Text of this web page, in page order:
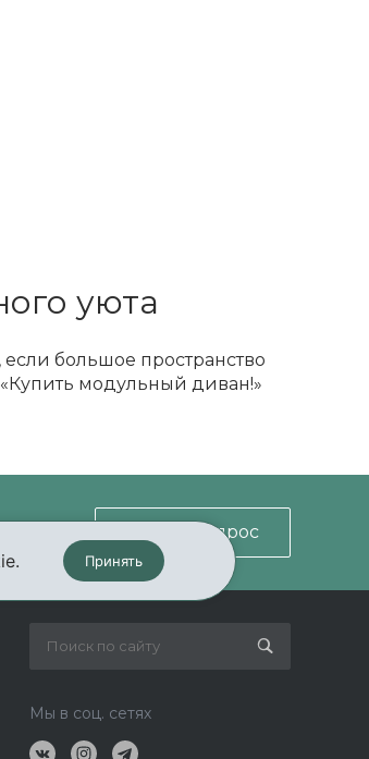
уюта
если большое пространство
модульный диван!»
Задать вопрос
Мы в соц. сетях
Принять